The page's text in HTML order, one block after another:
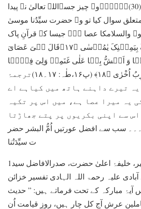
(فريب) بڑا ہے۔” (30)۔۔۔۔۔۔وہ چیز جسےاللہ تعالیٰ نے پیدا
سوال کیا تو وہ حضرت سیِّدُنا موسیٰ
والسلامکا عصا ہے۔ جیسا کہ قرآنِ پاک
فرماتا ہے: ” وَمَا تِلْکَ بِیَمِیۡنِکَ یٰمُوۡسٰی ﴿۱۷﴾قَالَ ہِیَ عَصَایَ
وَ اَہُشُّ بِہَا عَلٰی غَنَمِیۡ وَلِیَ فِیۡہَا
مَاٰرِبُ اُخْرٰی ﴿۱۸﴾ (پ۱۶،طٰہ: ۱۷۔۱۸)ترجمۂ
یہ تیرے داہنے ہاتھ میں کیاہے اے
یہ میرا عصا ہے، میں اس پر تکیہ
سے اپنی بکریوں پر پتے جھاڑتا
(31)۔۔۔۔۔۔ سب سے افضل عورتیں اُمُّ البشر حضر
ت سیِّدَتُنا
1۔۔۔۔۔۔مفسر شہیر، خلیفۂ اعلیٰ حضرت، صدرالافاضل سید
علیہ رحمۃ اللہ الہادی تفسیر خزائن
آیۂ مبارکہ کے تحت فرماتے ہیں: ” حدیث
عرش آج کل چار ہیں، روزِ قیامت اُن